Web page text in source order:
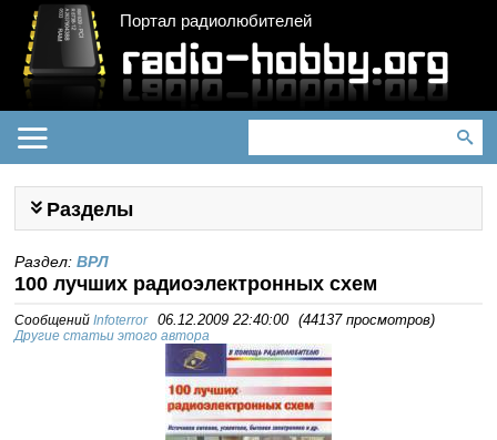
Портал радиолюбителей
Разделы
Раздел:ВРЛ
100 лучших радиоэлектронных схем
СообщенийInfoterror 06.12.2009 22:40:00 (44137 просмотров)
Другие статьи этого автора